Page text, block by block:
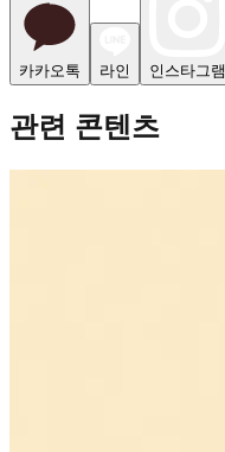
카카오톡 라인 인스타그램
관련 콘텐츠